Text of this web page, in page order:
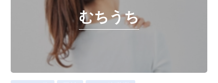
むちうち